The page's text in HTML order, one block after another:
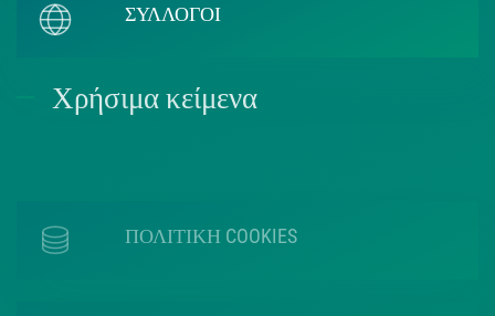
ΣΥΛΛΟΓΟΙ
Χρήσιμα κείμενα
ΠΟΛΙΤΙΚΗ COOKIES